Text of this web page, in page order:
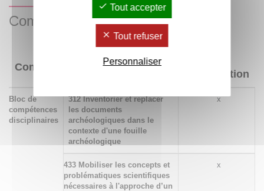
HODDER I., HUTSON S. : Reading the past : current
approaches to interpretation in archaeology,
TESTART A. : Eléments de classification des sociétés,
Paris, 2005.
Compétences acquises
Compétences
d'acquisition
Bloc de
compétences
disciplinaires
312 Inventorier et replacer
les documents
archéologiques dans le
contexte d'une fouille
archéologique
x
433 Mobiliser les concepts et
problématiques scientifiques
nécessaires à l'approche d’un
x
Tout accepter
Tout refuser
Personnaliser